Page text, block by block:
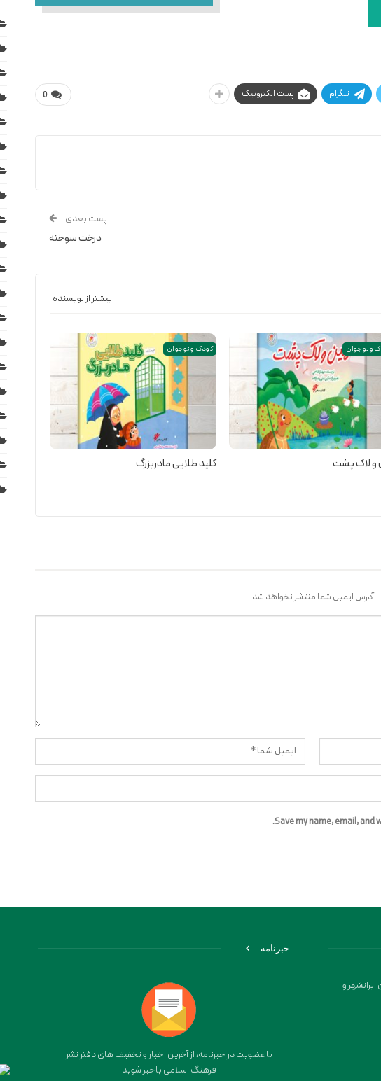
0 تلگرام پست الکترونیک
پست بعدی
درخت سوخته
بیشتر از نویسنده
و نوجوان
و لاک پشت
کودک و نوجوان
کلید طلایی مادربزرگ
آدرس ایمیل شما منتشر نخواهد شد.
Save my name, email,
و
خبرنامه
با عضویت در خبرنامه، از آخرین اخبار و تخفیف های دفتر نشر
فرهنگ اسلامی باخبر شوید